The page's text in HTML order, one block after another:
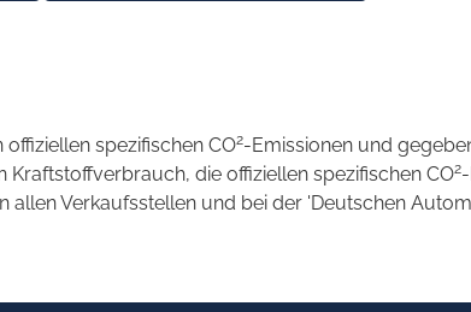
spezifischen CO2-Emissionen und
die offiziellen spezifischen CO2
Verkaufsstellen und bei der 'Deutschen